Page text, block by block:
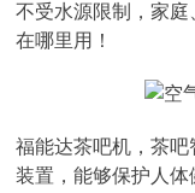
不受水源限制，家
在哪里用！
福能达茶吧机，茶
装置，能够保护人